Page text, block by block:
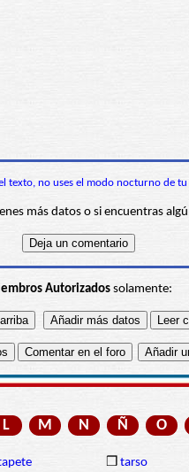
texto, no uses el modo nocturno de tu
más datos o si encuentras
Autorizadossolamente:
L M N Ñ O
❒ tarso